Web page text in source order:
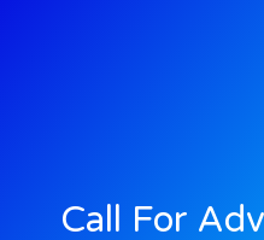
Call For